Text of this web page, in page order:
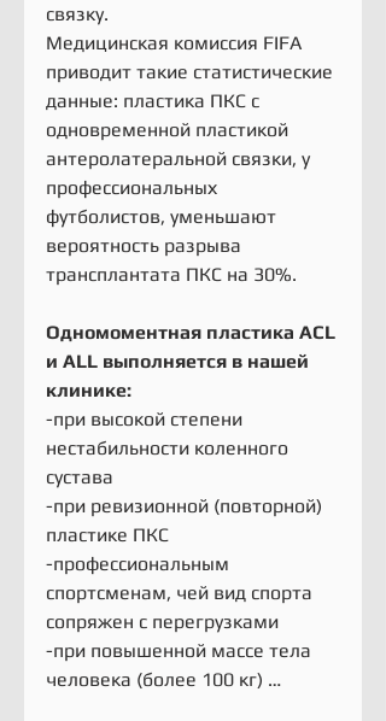
связку.
Медицинская комиссия FIFA
приводит такие статистические
данные: пластика ПКС с
одновременной пластикой
антеролатеральной связки, у
профессиональных
футболистов, уменьшают
вероятность разрыва
трансплантата ПКС на 30%.
Одномоментная пластика ACL
и ALL выполняется в нашей
клинике:
-при высокой степени
нестабильности коленного
сустава
-при ревизионной (повторной)
пластике ПКС
-профессиональным
спортсменам, чей вид спорта
сопряжен с перегрузками
-при повышенной массе тела
человека (более 100 кг) …